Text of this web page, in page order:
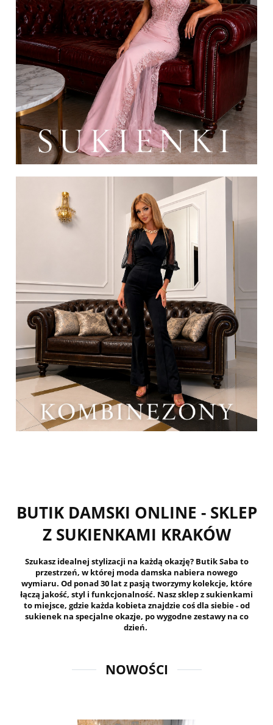
BUTIK DAMSKI ONLINE - SKLEP
Z SUKIENKAMI KRAKÓW
Szukasz idealnej stylizacji na każdą okazję? Butik Saba to
przestrzeń, w której moda damska nabiera nowego
wymiaru. Od ponad 30 lat z pasją tworzymy kolekcje, które
łączą jakość, styl i funkcjonalność. Nasz sklep z sukienkami
to miejsce, gdzie każda kobieta znajdzie coś dla siebie - od
sukienek na specjalne okazje, po wygodne zestawy na co
dzień.
NOWOŚCI